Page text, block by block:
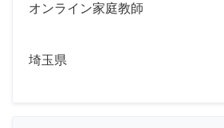
オンライン家庭教師
埼玉県